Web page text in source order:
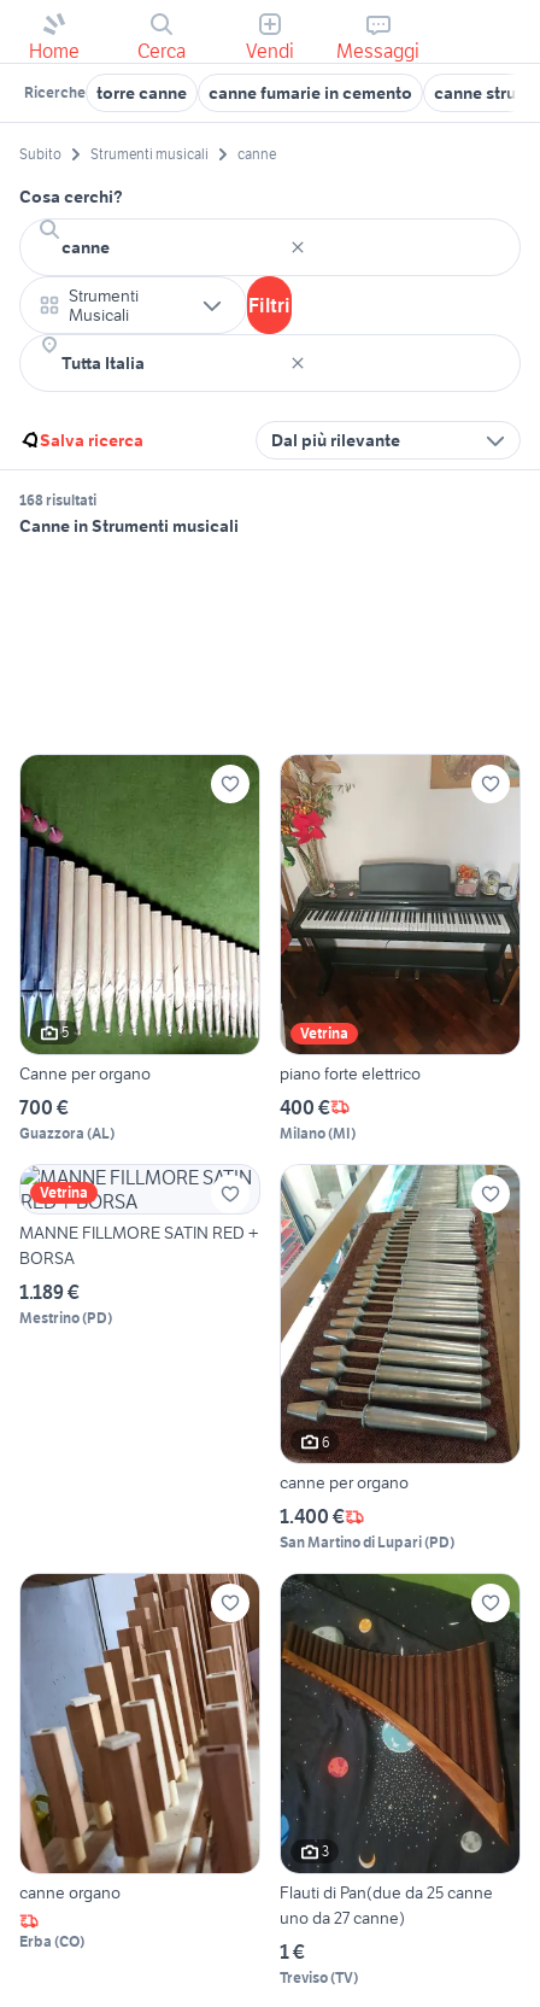
Home Cerca Vendi Messaggi
Ricerche torre canne canne fumarie in cemento canne
Subito Strumenti musicali canne
Cosa cerchi?
Strumenti
Musicali
Filtri
Salva ricerca Dal più rilevante
168 risultati
Canne in Strumenti musicali
5
Canne per organo
700 €
Guazzora (AL)
Vetrina
piano forte elettrico
400 €
Milano(MI)
Vetrina
MANNE FILLMORE SATIN RED +
BORSA
1.189 €
Mestrino(PD)
6
canne per organo
1.400 €
San Martino di Lupari(PD)
canne organo
Erba (CO)
3
Flauti di Pan(due da 25 canne
uno da 27 canne)
1 €
Treviso(TV)